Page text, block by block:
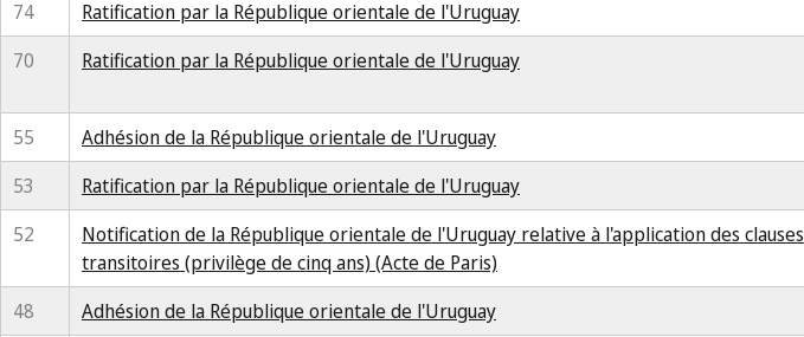
74
Ratification par la République orientale de l'Uruguay
70
Ratification par la République orientale de l'Uruguay
55 Adhésion de la République orientale de l'Uruguay
53
Ratification par la République orientale de l'Uruguay
52
Notification de la République orientale de l'Uruguay relative à l'application des clauses
transitoires (privilège de cinq ans) (Acte de Paris)
48 Adhésion de la République orientale de l'Uruguay